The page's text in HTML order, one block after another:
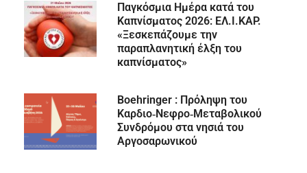
Παγκόσμια Ημέρα κατά του
Καπνίσματος 2026: ΕΛ.Ι.ΚΑΡ.
«Ξεσκεπάζουμε την
παραπλανητική έλξη του
καπνίσματος»
Boehringer : Πρόληψη του
Καρδιο‑Νεφρο‑Μεταβολικού
Συνδρόμου στα νησιά του
Αργοσαρωνικού